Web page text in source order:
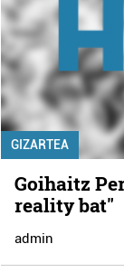
GIZARTEA
Goihaitz
reality bat"
admin